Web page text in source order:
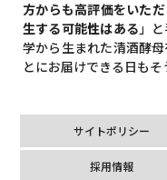
方からも高評価をいた
生する可能性はある」
学から生まれた清酒酵
とにお届けできる日もそ
サイトポリシー
採用情報